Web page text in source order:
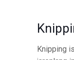
Knipping